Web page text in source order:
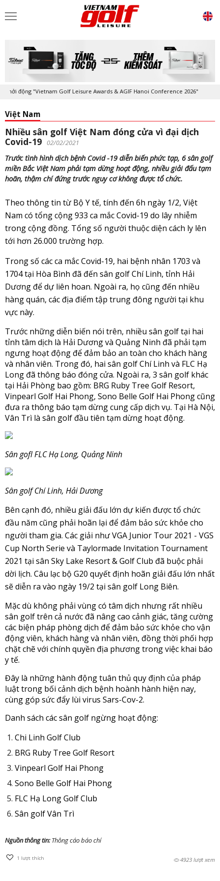
động "Vietnam Golf Leisure Awards & AGIF Hanoi Conference 2026"
Việt Nam
Nhiều sân golf Việt Nam đóng cửa vì đại dịch
Covid-19 02/02/2021
Trước tình hình dịch bệnh Covid -19 diễn biến phức tạp, 6 sân golf
miền Bắc Việt Nam phải tạm dừng hoạt động, nhiều giải đấu tạm
hoãn, thậm chí đứng trước nguy cơ không được tổ chức.
Theo thông tin từ Bộ Y tế, tính đến 6h ngày 1/2, Việt
Nam có tổng cộng 933 ca mắc Covid-19 do lây nhiễm
trong cộng đồng. Tổng số người thuộc diện cách ly lên
tới hơn 26.000 trường hợp.
Trong số các ca mắc Covid-19, hai bệnh nhân 1703 và
1704 tại Hòa Bình đã đến sân golf Chí Linh, tỉnh Hải
Dương để dự liên hoan. Ngoài ra, họ cũng đến nhiều
hàng quán, các địa điểm tập trung đông người tại khu
vực này.
Trước những diễn biến nói trên, nhiều sân golf tại hai
tỉnh tâm dịch là Hải Dương và Quảng Ninh đã phải tạm
ngưng hoạt động để đảm bảo an toàn cho khách hàng
và nhân viên. Trong đó, hai sân golf Chí Linh và FLC Hạ
Long đã thông báo đóng cửa. Ngoài ra, 3 sân golf khác
tại Hải Phòng bao gồm: BRG Ruby Tree Golf Resort,
Vinpearl Golf Hai Phong, Sono Belle Golf Hai Phong cũng
đưa ra thông báo tạm dừng cung cấp dịch vụ. Tại Hà Nội,
Vân Trì là sân golf đầu tiên tạm dừng hoạt động.
Sân gofl FLC Hạ Long, Quảng Ninh
Sân golf Chí Linh, Hải Dương
Bên cạnh đó, nhiều giải đấu lớn dự kiến được tổ chức
đầu năm cũng phải hoãn lại để đảm bảo sức khỏe cho
người tham gia. Các giải như VGA Junior Tour 2021 - VGS
Cup North Serie và Taylormade Invitation Tournament
2021 tại sân Sky Lake Resort & Golf Club đã buộc phải
dời lịch. Câu lạc bộ G20 quyết định hoãn giải đấu lớn nhất
sẽ diễn ra vào ngày 19/2 tại sân golf Long Biên.
Mặc dù không phải vùng có tâm dịch nhưng rất nhiều
sân golf trên cả nước đã nâng cao cảnh giác, tăng cường
các biện pháp phòng dịch để đảm bảo sức khỏe cho vận
động viên, khách hàng và nhân viên, đồng thời phối hợp
chặt chẽ với chính quyền địa phương trong việc khai báo
y tế.
Đây là những hành động tuân thủ quy định của pháp
luật trong bối cảnh dịch bệnh hoành hành hiện nay,
cùng góp sức đẩy lùi virus Sars-Cov-2.
Danh sách các sân golf ngừng hoạt động:
Chi Linh Golf Club
BRG Ruby Tree Golf Resort
Vinpearl Golf Hai Phong
Sono Belle Golf Hai Phong
FLC Hạ Long Golf Club
Sân golf Vân Trì
Nguồn thông tin:Thông cáo báo chí
1 lượt thích 4923 lượt xem